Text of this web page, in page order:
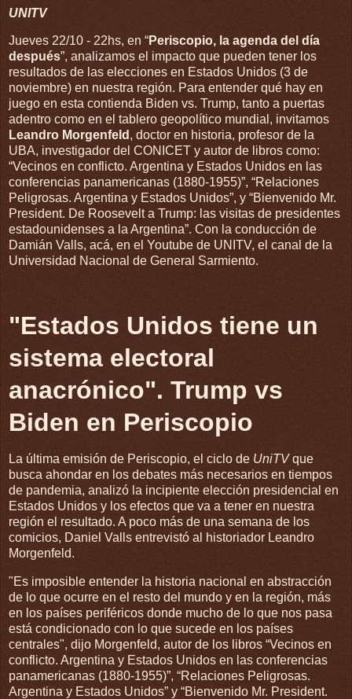
UNITV
Jueves 22/10 - 22hs, en “Periscopio, la agenda del día
después”, analizamos el impacto que pueden tener los
resultados de las elecciones en Estados Unidos (3 de
noviembre) en nuestra región. Para entender qué hay en
juego en esta contienda Biden vs. Trump, tanto a puertas
adentro como en el tablero geopolítico mundial, invitamos
Leandro Morgenfeld , doctor en historia, profesor de la
UBA, investigador del CONICET y autor de libros como:
“Vecinos en conflicto. Argentina y Estados Unidos en las
conferencias panamericanas (1880-1955)”, “Relaciones
Peligrosas. Argentina y Estados Unidos”, y “Bienvenido Mr.
President. De Roosevelt a Trump: las visitas de presidentes
estadounidenses a la Argentina”. Con la conducción de
Damián Valls, acá, en el Youtube de UNITV, el canal de la
Universidad Nacional de General Sarmiento.
"Estados Unidos tiene un
sistema electoral
anacrónico". Trump vs
Biden en Periscopio
La última emisión de Periscopio, el ciclo de UniTVque
busca ahondar en los debates más necesarios en tiempos
de pandemia, analizó la incipiente elección presidencial en
Estados Unidos y los efectos que va a tener en nuestra
región el resultado. A poco más de una semana de los
comicios, Daniel Valls entrevistó al historiador Leandro
Morgenfeld.
"Es imposible entender la historia nacional en abstracción
de lo que ocurre en el resto del mundo y en la región, más
en los países periféricos donde mucho de lo que nos pasa
está condicionado con lo que sucede en los países
centrales", dijo Morgenfeld, autor de los libros “Vecinos en
conflicto. Argentina y Estados Unidos en las conferencias
panamericanas (1880-1955)”, “Relaciones Peligrosas.
Argentina y Estados Unidos” y “Bienvenido Mr. President.